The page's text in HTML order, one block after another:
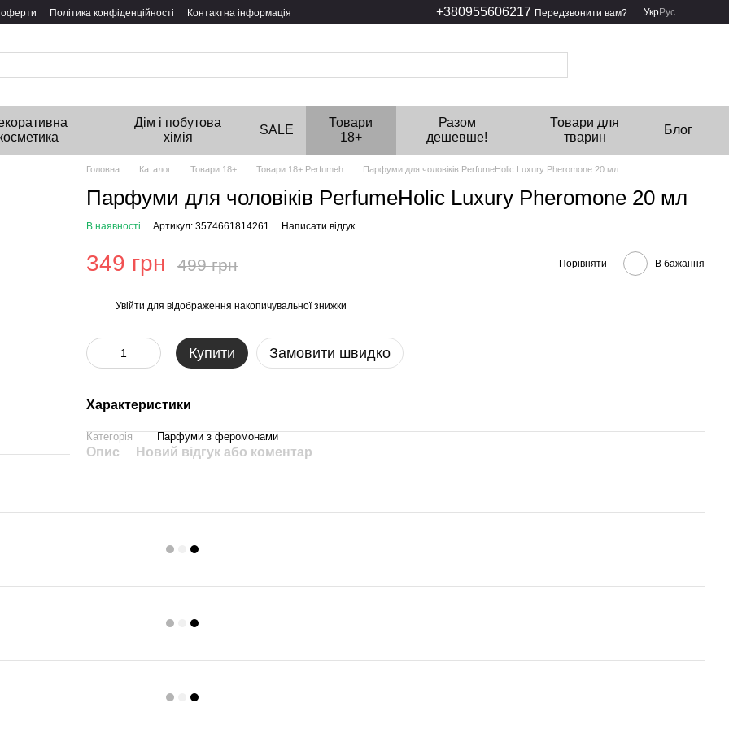
оферти Політика конфіденційності Контактна інформація +380955606217 Передзвонити вам? УкрРус
Дім і побутова
хімія
SALE
Товари
18+
Разом
дешевше!
Товари для
тварин
Блог
Головна Каталог Товари 18+ Товари 18+ Perfumeh Парфуми для чоловіків PerfumeHolic Luxury Pheromone 20 мл
Парфуми для чоловіків PerfumeHolic Luxury Pheromone 20 мл
В наявності Артикул: 3574661814261 Написати відгук
349 грн 499 грн Порівняти В бажання
Увійти для відображення накопичувальної знижки
Купити Замовити швидко
Характеристики
Категорія Парфуми з феромонами
Опис Новий відгук або коментар